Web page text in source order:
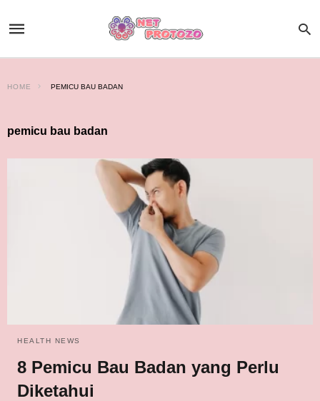
HOME PEMICU BAU BADAN
pemicu bau badan
HEALTH NEWS
8 Pemicu Bau Badan yang Perlu
Diketahui